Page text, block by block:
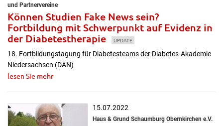
und Partnervereine
Können Studien Fake News sein?
Fortbildung mit Schwerpunkt auf Evidenz in
der Diabetestherapie
UPDATE
18. Fortbildungstagung für Diabetesteams der Diabetes-Akademie
Niedersachsen (DAN)
lesen Sie mehr
15.07.2022
Haus & Grund Schaumburg Obernkirchen e.V.